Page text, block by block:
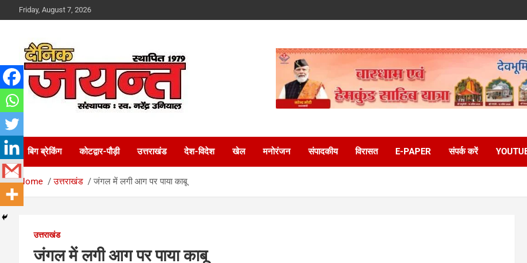
to
Friday, August 7, 2026
Dainik Jayant
बिग ब्रेकिंग कोटद्वार-पौड़ी उत्तराखंड देश-विदेश खेल मनोरंजन संपादकीय विरासत E-PAPER संपर्क करें
Home उत्तराखंड जंगल में लगी आग पर पाया काबू
उत्तराखंड
जंगल में लगी आग पर पाया काबू